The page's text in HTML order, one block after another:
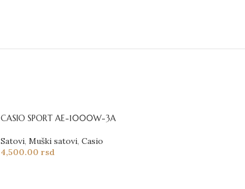
CASIO SPORT AE-1000W-3A
Satovi, Muški satovi, Casio
4,500.00 rsd